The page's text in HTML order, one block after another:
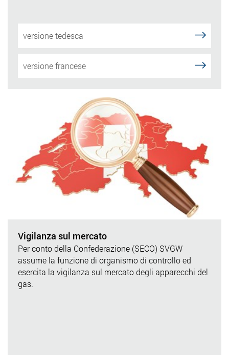
versione tedesca
versione francese
Vigilanza sul mercato
Per conto della Confederazione (SECO) SVGW
assume la funzione di organismo di controllo ed
esercita la vigilanza sul mercato degli apparecchi del
gas.